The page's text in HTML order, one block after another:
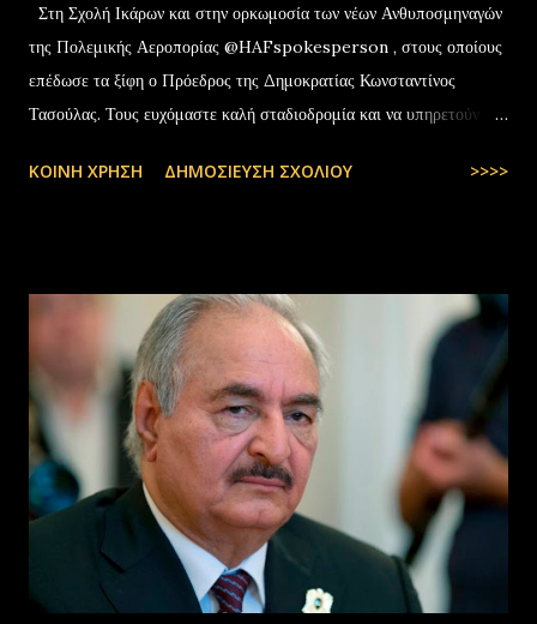
Στη Σχολή Ικάρων και στην ορκωμοσία των νέων Ανθυποσμηναγών
της Πολεμικής Αεροπορίας @HAFspokesperson , στους οποίους
επέδωσε τα ξίφη ο Πρόεδρος της Δημοκρατίας Κωνσταντίνος
Τασούλας. Τους ευχόμαστε καλή σταδιοδρομία και να υπηρετούν με
pic.twitter.com/t6bNFBH5Ce — Nikos Dendias
ΚΟΙΝΉ ΧΡΉΣΗ ΔΗΜΟΣΊΕΥΣΗ ΣΧΟΛΊΟΥ >>>>